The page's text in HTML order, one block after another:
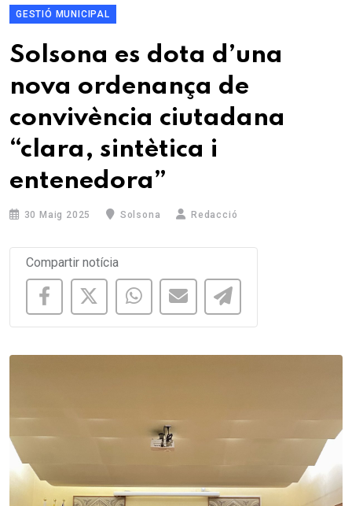
GESTIÓ MUNICIPAL
Solsona es dota d’una
nova ordenança de
convivència ciutadana
“clara, sintètica i
entenedora”
30 Maig 2025 Solsona Redacció
Compartir notícia